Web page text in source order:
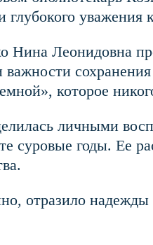
уважения
Нина Леонидовна
которое
личными
суровые годы. Ее
отразило